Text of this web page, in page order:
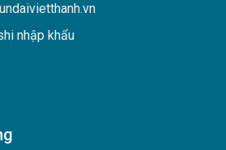
nhập khẩu